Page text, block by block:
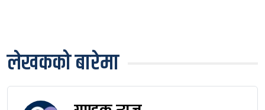
लेखकको बारेमा